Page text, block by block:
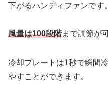
下がるハンディファンです。
風量は100段階まで調節が
冷却プレートは1秒で瞬間
やすことができます。